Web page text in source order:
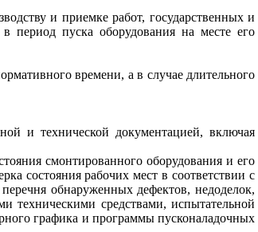
и приемке работ, государственных и
период пуска оборудования на месте его
времени, а в случае длительного
и технической документацией, включая
смонтированного оборудования и его
состояния рабочих мест в соответствии с
перечня обнаруженных дефектов, недоделок,
техническими средствами, испытательной
графика и программы пусконаладочных